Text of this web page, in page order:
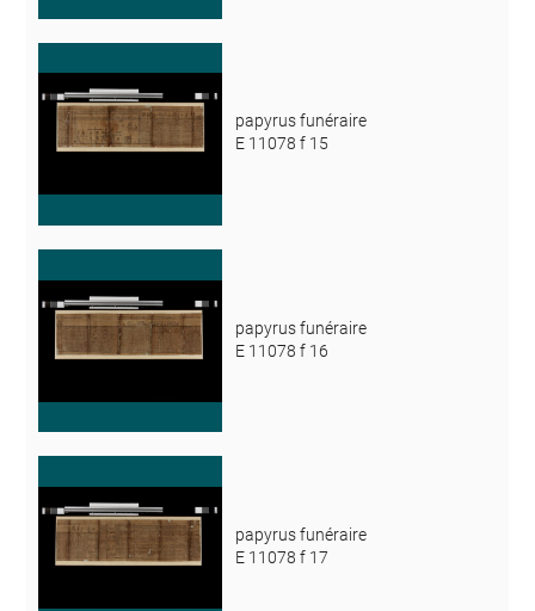
papyrus funéraire
E 11078 f 15
papyrus funéraire
E 11078 f 16
papyrus funéraire
E 11078 f 17